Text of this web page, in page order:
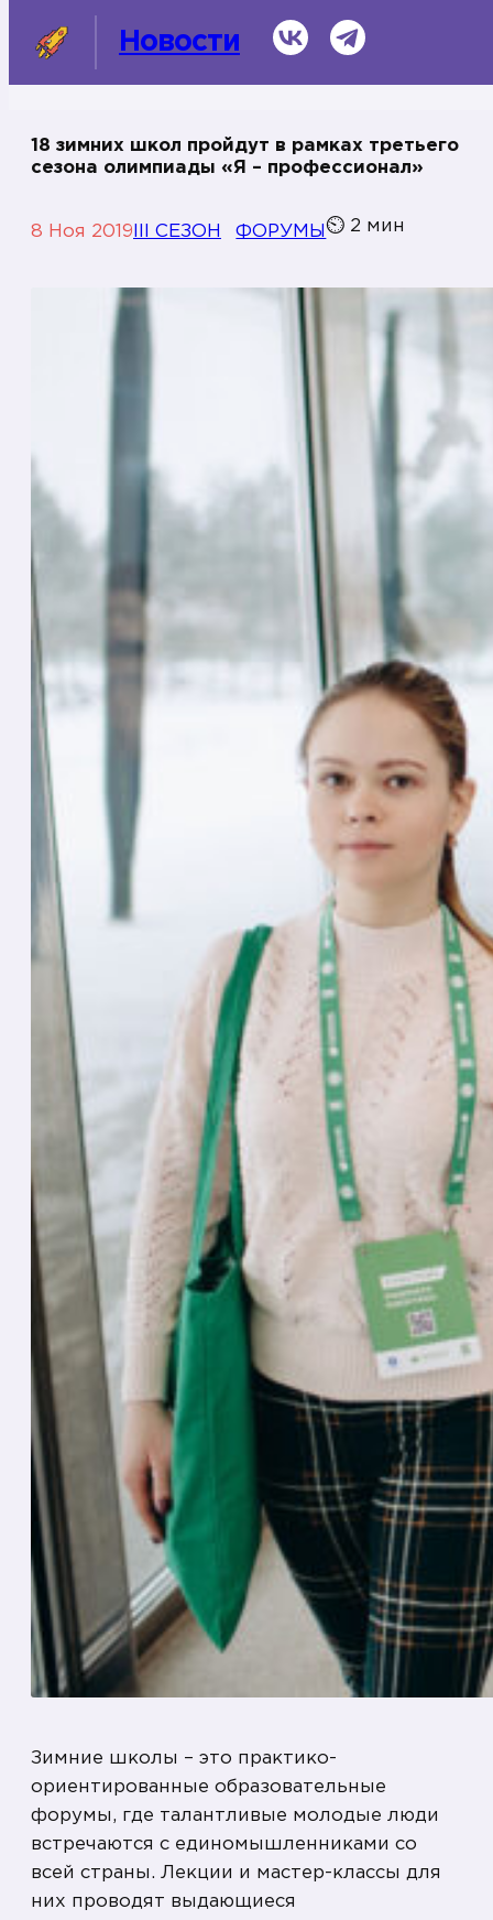
Новости ВКонтактеTelegram
Темы
18 зимних школ пройдут в рамках третьего
сезона олимпиады «Я – профессионал»
8 Ноя 2019 III СЕЗОН ФОРУМЫ⏲ 2 мин
Зимние школы – это практико-
ориентированные образовательные
форумы, где талантливые молодые люди
встречаются с единомышленниками со
всей страны. Лекции и мастер-классы для
них проводят выдающиеся